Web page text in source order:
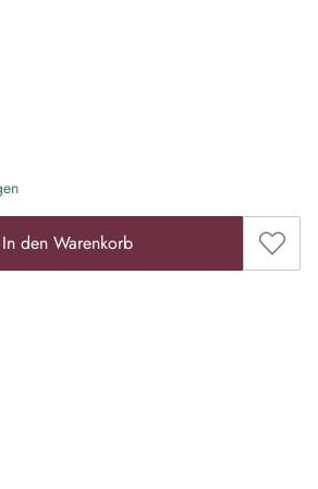
den gewünschten Wert
In den Warenkorb Zum